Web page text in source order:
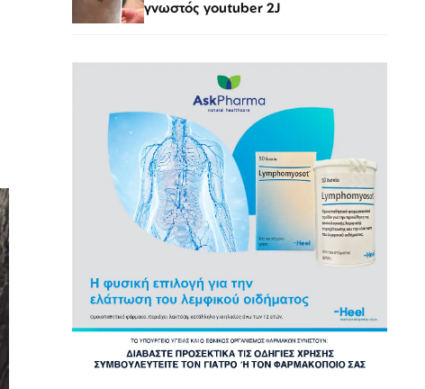
γνωστός youtuber 2J